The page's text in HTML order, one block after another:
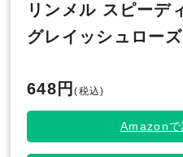
リンメル スピーデ
グレイッシュローズ
648円(税込)
Amazonで